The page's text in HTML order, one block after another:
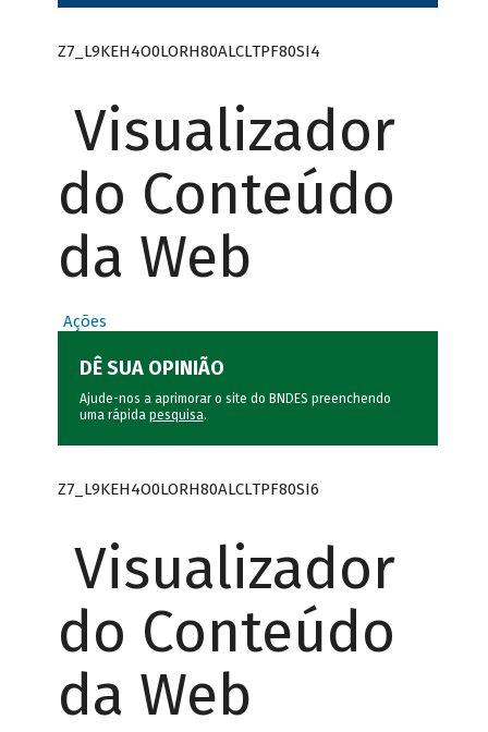
Z7_L9KEH4O0LORH80ALCLTPF80SI4
Visualizador
do Conteúdo
da Web
Ações
DÊ SUA OPINIÃO
Ajude-nos a aprimorar o site do BNDES preenchendo
uma rápida pesquisa.
Z7_L9KEH4O0LORH80ALCLTPF80SI6
Visualizador
do Conteúdo
da Web